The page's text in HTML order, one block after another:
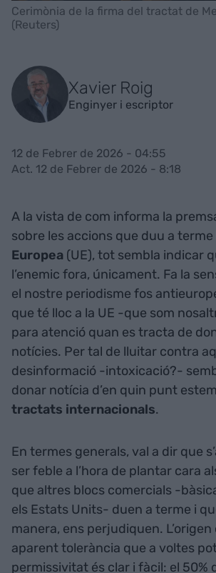
Cerimònia de la firma del tractat de
(Reuters)
Xavier Roig
Enginyer i escriptor
12 de Febrer de 2026 - 04:55
Act. 12 de Febrer de 2026 - 8:18
A la vista de com informa la
sobre les accions que duu a terme
Europea (UE), tot sembla indicar
l’enemic fora, únicament. Fa la
el nostre periodisme fos
que té lloc a la UE -que som
para atenció quan es tracta de
notícies. Per tal de lluitar contra
desinformació -intoxicació?-
donar notícia d’en quin punt
tractats internacionals.
En termes generals, val a dir que
ser feble a l’hora de plantar cara
que altres blocs comercials -
els Estats Units- duen a terme i
manera, ens perjudiquen. L’origen
aparent tolerància que a voltes
permissivitat és clar i fàcil: el 50%